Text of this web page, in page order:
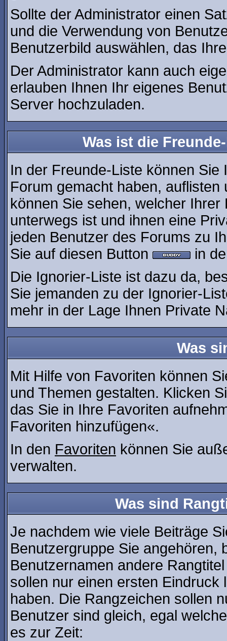
Sollte der Administrator einen
und die Verwendung von
Benutzerbild auswählen, das
Der Administrator kann auch
erlauben Ihnen Ihr eigenes
Server hochzuladen.
Was ist die
In der Freunde-Liste können
Forum gemacht haben,
können Sie sehen, welcher
unterwegs ist und ihnen eine
jeden Benutzer des Forums zu
Sie auf diesen Button
in
Die Ignorier-Liste ist dazu da,
Sie jemanden zu der Ignorier-
mehr in der Lage Ihnen Private
Was
Mit Hilfe von Favoriten können
und Themen gestalten. Klicken
das Sie in Ihre Favoriten
Favoriten hinzufügen«.
In den Favoriten können Sie
verwalten.
Was sind
Je nachdem wie viele Beiträge
Benutzergruppe Sie angehören,
Benutzernamen andere
sollen nur einen ersten
haben. Die Rangzeichen sollen
Benutzer sind gleich, egal
es zur Zeit: